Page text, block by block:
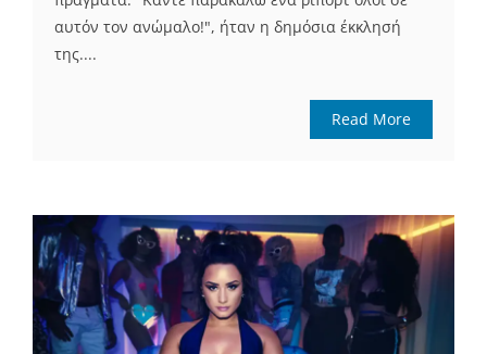
αυτόν τον ανώμαλο!", ήταν η δημόσια έκκλησή
της....
Read More